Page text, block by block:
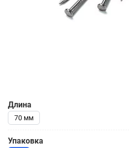
Длина
70 мм
Упаковка